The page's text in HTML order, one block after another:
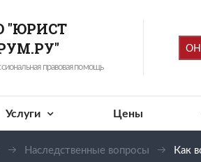
"ЮРИСТ
правовая помощь
Услуги Цены
Наследственные вопросы Как